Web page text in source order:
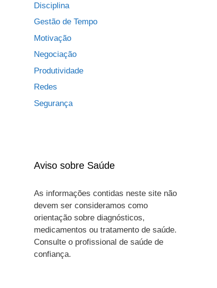
Disciplina
Gestão de Tempo
Motivação
Negociação
Produtividade
Redes
Segurança
Aviso sobre Saúde
As informações contidas neste site não
devem ser consideramos como
orientação sobre diagnósticos,
medicamentos ou tratamento de saúde.
Consulte o profissional de saúde de
confiança.